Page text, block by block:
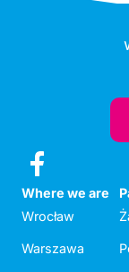
Where we are
Wrocław
Warszawa